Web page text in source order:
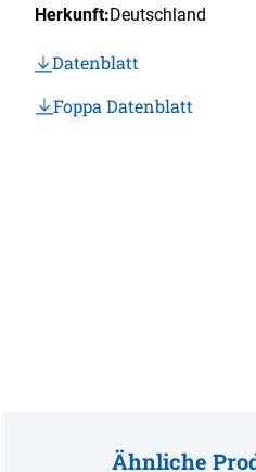
Herkunft:Deutschland
Datenblatt
Foppa Datenblatt
Ähnliche